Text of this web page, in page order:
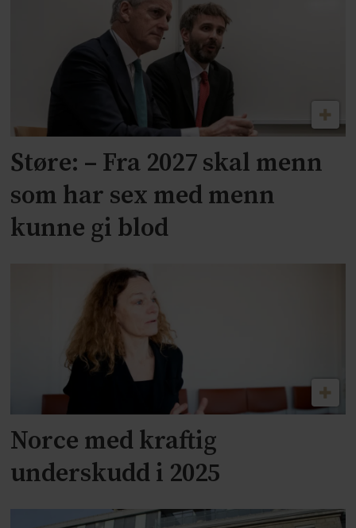
Støre: – Fra 2027 skal menn
som har sex med menn
kunne gi blod
Norce med kraftig
underskudd i 2025